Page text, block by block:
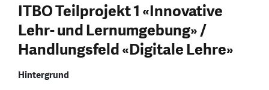
ITBO Teilprojekt 1 «Innovative
Lehr- und Lernumgebung» /
Handlungsfeld «Digitale Lehre»
Hintergrund